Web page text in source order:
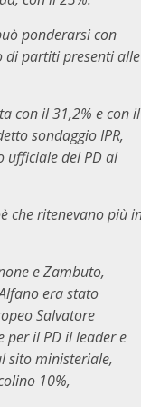
ponderarsi con
di partiti presenti alle
con il 31,2% e con il
sondaggio IPR,
ufficiale del PD al
che ritenevano più
e Zambuto,
era stato
Salvatore
per il PD il leader e
sito ministeriale,
10%,